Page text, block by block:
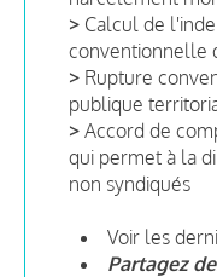
> Calcul de
conventionnelle
> Rupture
publique
> Accord de
qui permet à la
non syndiqués
Voir les
Partagez